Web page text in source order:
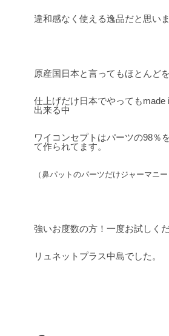
違和感なく使える逸品だと思いま
原産国日本と言ってもほとんど
仕上げだけ日本でやってもmade
出来る中
ワイコンセプトはパーツの98％
て作られてます。
（鼻パットのパーツだけジャーマニー
強いお度数の方！一度お試しく
リュネットプラス中島でした。